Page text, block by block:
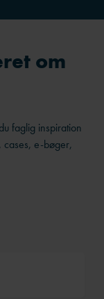
om
faglig inspiration
e-bøger,